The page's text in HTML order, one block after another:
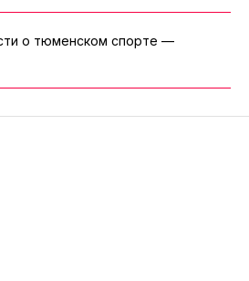
о тюменском спорте —